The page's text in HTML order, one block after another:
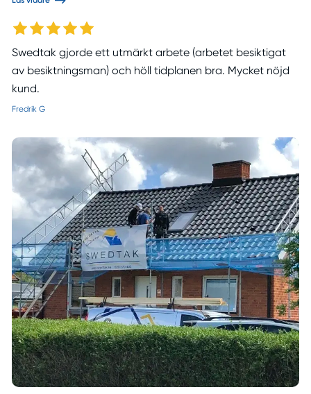
Swedtak gjorde ett utmärkt arbete (arbetet besiktigat
av besiktningsman) och höll tidplanen bra. Mycket nöjd
kund.
Fredrik G